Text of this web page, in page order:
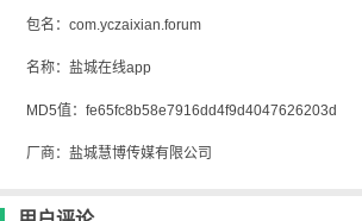
包名：com.yczaixian.forum
名称：盐城在线app
MD5值：fe65fc8b58e7916dd4f9d4047626203d
厂商：盐城慧博传媒有限公司